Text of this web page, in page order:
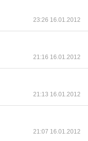
23:26 16.01.2012
21:16 16.01.2012
21:13 16.01.2012
21:07 16.01.2012